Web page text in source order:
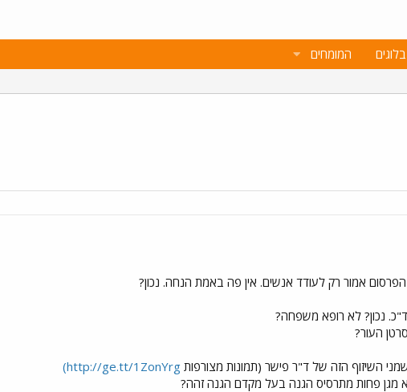
בלוגים המומחים
העור?
http://ge.tt/1ZonYrg)
מגן פחות מתרסיס הגנה בעל מקדם הגנה זהה?